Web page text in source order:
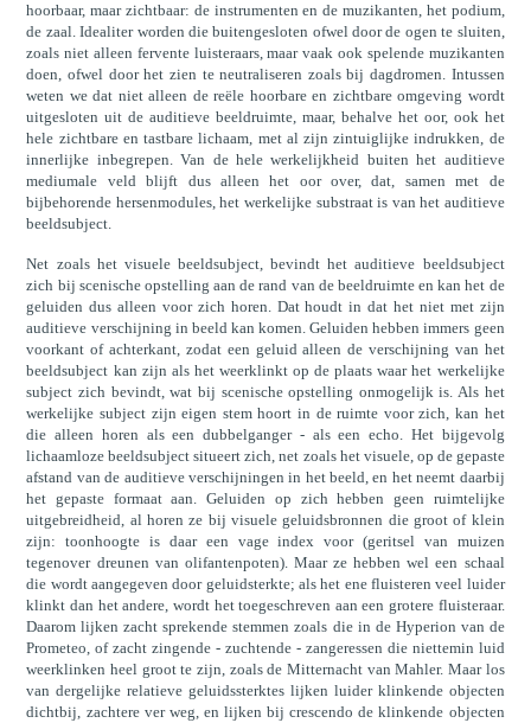
hoorbaar, maar zichtbaar: de instrumenten en de muzikanten, het podium,
de zaal. Idealiter worden die buitengesloten ofwel door de ogen te sluiten,
zoals niet alleen fervente luisteraars, maar vaak ook spelende muzikanten
doen, ofwel door het zien te neutraliseren zoals bij dagdromen. Intussen
weten we dat niet alleen de reële hoorbare en zichtbare omgeving wordt
uitgesloten uit de auditieve beeldruimte, maar, behalve het oor, ook het
hele zichtbare en tastbare lichaam, met al zijn zintuiglijke indrukken, de
innerlijke inbegrepen. Van de hele werkelijkheid buiten het auditieve
mediumale veld blijft dus alleen het oor over, dat, samen met de
bijbehorende hersenmodules, het werkelijke substraat is van het auditieve
beeldsubject.
Net zoals het visuele beeldsubject, bevindt het auditieve beeldsubject
zich bij scenische opstelling aan de rand van de beeldruimte en kan het de
geluiden dus alleen voor zich horen. Dat houdt in dat het niet met zijn
auditieve verschijning in beeld kan komen. Geluiden hebben immers geen
voorkant of achterkant, zodat een geluid alleen de verschijning van het
beeldsubject kan zijn als het weerklinkt op de plaats waar het werkelijke
subject zich bevindt, wat bij scenische opstelling onmogelijk is. Als het
werkelijke subject zijn eigen stem hoort in de ruimte voor zich, kan het
die alleen horen als een dubbelganger - als een echo. Het bijgevolg
lichaamloze beeldsubject situeert zich, net zoals het visuele, op de gepaste
afstand van de auditieve verschijningen in het beeld, en het neemt daarbij
het gepaste formaat aan. Geluiden op zich hebben geen ruimtelijke
uitgebreidheid, al horen ze bij visuele geluidsbronnen die groot of klein
zijn: toonhoogte is daar een vage index voor (geritsel van muizen
tegenover dreunen van olifantenpoten). Maar ze hebben wel een schaal
die wordt aangegeven door geluidsterkte; als het ene fluisteren veel luider
klinkt dan het andere, wordt het toegeschreven aan een grotere fluisteraar.
Daarom lijken zacht sprekende stemmen zoals die in de Hyperion van de
Prometeo, of zacht zingende - zuchtende - zangeressen die niettemin luid
weerklinken heel groot te zijn, zoals de Mitternacht van Mahler. Maar los
van dergelijke relatieve geluidssterktes lijken luider klinkende objecten
dichtbij, zachtere ver weg, en lijken bij crescendo de klinkende objecten